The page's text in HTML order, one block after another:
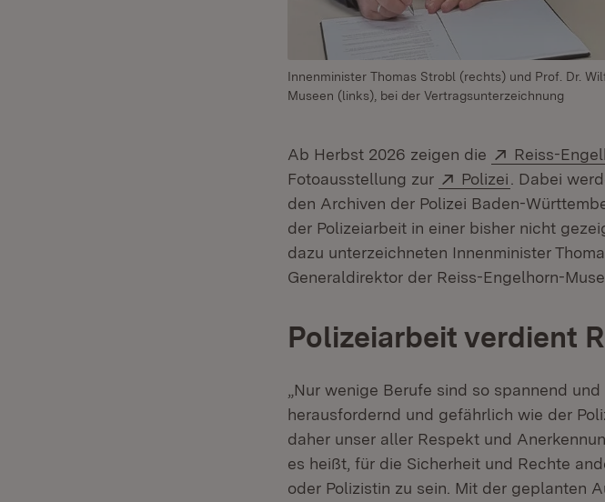
Innenminister Thomas Strobl (rechts) und Prof. Dr.
Museen (links), bei der Vertragsunterzeichnung
Ab Herbst 2026 zeigen die Extern:
Reiss-
Fotoausstellung zur
Extern:
Polizei (Öffnet in
. Dabei
den Archiven der Polizei Baden-
der Polizeiarbeit in einer bisher nicht
dazu unterzeichneten Innenminister
Generaldirektor der Reiss-Engelhorn-
Polizeiarbeit verdient
„Nur wenige Berufe sind so spannend
herausfordernd und gefährlich wie der
daher unser aller Respekt und
es heißt, für die Sicherheit und Rechte
oder Polizistin zu sein. Mit der geplanten